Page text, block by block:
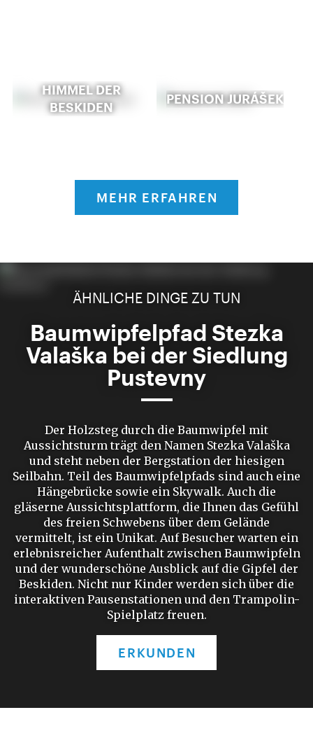
HIMMEL DER
BESKIDEN
PENSION JURÁŠEK
MEHR ERFAHREN
ÄHNLICHE DINGE ZU TUN
Baumwipfelpfad Stezka
Valaška bei der Siedlung
Pustevny
Der Holzsteg durch die Baumwipfel mit
Aussichtsturm trägt den Namen Stezka Valaška
und steht neben der Bergstation der hiesigen
Seilbahn. Teil des Baumwipfelpfads sind auch eine
Hängebrücke sowie ein Skywalk. Auch die
gläserne Aussichtsplattform, die Ihnen das Gefühl
des freien Schwebens über dem Gelände
vermittelt, ist ein Unikat. Auf Besucher warten ein
erlebnisreicher Aufenthalt zwischen Baumwipfeln
und der wunderschöne Ausblick auf die Gipfel der
Beskiden. Nicht nur Kinder werden sich über die
interaktiven Pausenstationen und den Trampolin-
Spielplatz freuen.
ERKUNDEN